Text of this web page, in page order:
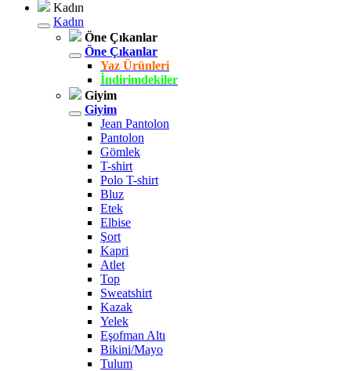
Kadın
Kadın
Öne Çıkanlar
Öne Çıkanlar
Yaz Ürünleri
İndirimdekiler
Giyim
Giyim
Jean Pantolon
Pantolon
Gömlek
T-shirt
Polo T-shirt
Bluz
Etek
Elbise
Şort
Kapri
Atlet
Top
Sweatshirt
Kazak
Yelek
Eşofman Altı
Bikini/Mayo
Tulum